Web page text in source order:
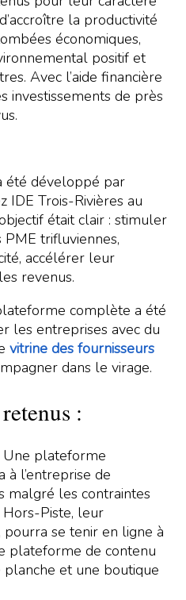
la productivité
économiques,
positif et
Avec l’aide financière
investissements de près
été développé par
IDE Trois-Rivières au
était clair : stimuler
trifluviennes,
accélérer leur
revenus.
complète a été
les entreprises avec du
vitrine des fournisseurs
dans le virage.
:
Une plateforme
l’entreprise de
malgré les contraintes
Hors-Piste, leur
se tenir en ligne à
plateforme de contenu
et une boutique